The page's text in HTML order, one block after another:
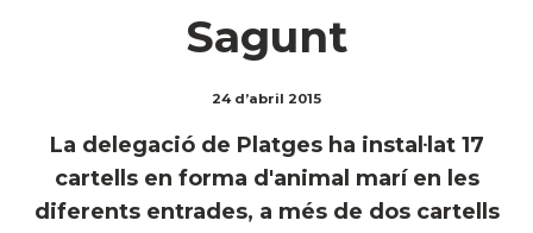
Sagunt
24 d’abril 2015
La delegació de Platges ha instal·lat 17
cartells en forma d'animal marí en les
diferents entrades, a més de dos cartells